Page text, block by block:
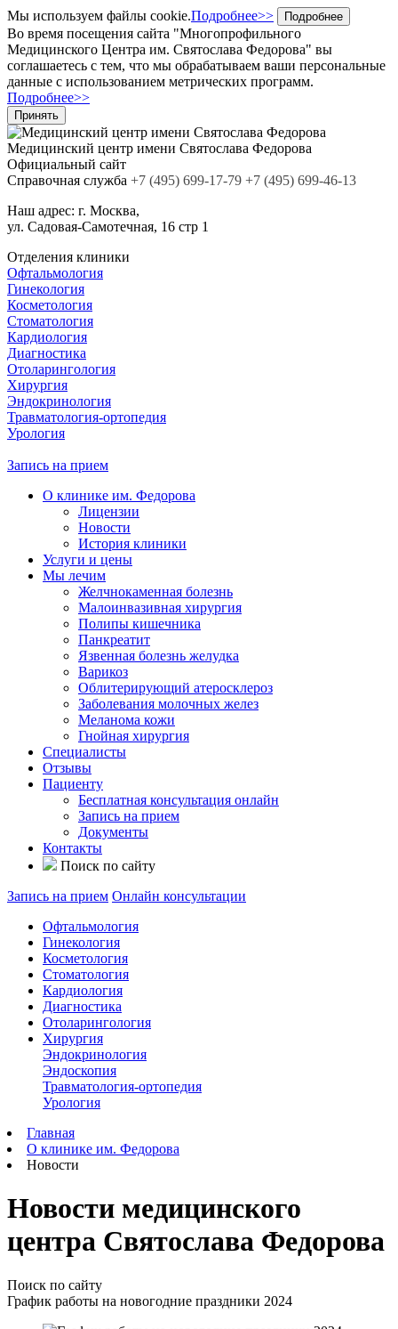
Мы используем файлы cookie.Подробнее>> Подробнее
Во время посещения сайта "Многопрофильного
Медицинского Центра им. Святослава Федорова" вы
соглашаетесь с тем, что мы обрабатываем ваши персональные
данные с использованием метрических программ.
Подробнее>>
Принять
Медицинский центр имени Святослава Федорова
Официальный сайт
Cправочная служба +7 (495) 699-17-79 +7 (495) 699-46-13
Наш адрес: г. Москва,
ул. Садовая-Самотечная, 16 стр 1
Отделения клиники
Офтальмология
Гинекология
Косметология
Стоматология
Кардиология
Диагностика
Отоларингология
Хирургия
Эндокринология
Травматология-ортопедия
Урология
Запись на прием
О клинике им. Федорова
Лицензии
Новости
История клиники
Услуги и цены
Мы лечим
Желчнокаменная болезнь
Малоинвазивная хирургия
Полипы кишечника
Панкреатит
Язвенная болезнь желудка
Варикоз
Облитерирующий атеросклероз
Заболевания молочных желез
Меланома кожи
Гнойная хирургия
Специалисты
Отзывы
Пациенту
Бесплатная консультация онлайн
Запись на прием
Документы
Контакты
Поиск по сайту
Запись на прием Онлайн консультации
Офтальмология
Гинекология
Косметология
Стоматология
Кардиология
Диагностика
Отоларингология
Хирургия
Эндокринология
Эндоскопия
Травматология-ортопедия
Урология
Главная
О клинике им. Федорова
Новости
Новости медицинского
центра Святослава Федорова
Поиск по сайту
График работы на новогодние праздники 2024